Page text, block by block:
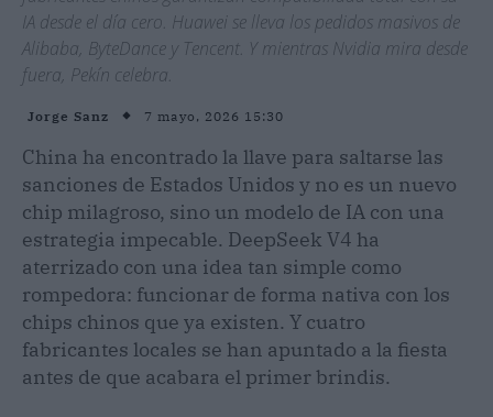
IA desde el día cero. Huawei se lleva los pedidos masivos de
Alibaba, ByteDance y Tencent. Y mientras Nvidia mira desde
fuera, Pekín celebra.
Jorge Sanz 7 mayo, 2026 15:30
China ha encontrado la llave para saltarse las
sanciones de Estados Unidos y no es un nuevo
chip milagroso, sino un modelo de IA con una
estrategia impecable. DeepSeek V4 ha
aterrizado con una idea tan simple como
rompedora: funcionar de forma nativa con los
chips chinos que ya existen. Y cuatro
fabricantes locales se han apuntado a la fiesta
antes de que acabara el primer brindis.